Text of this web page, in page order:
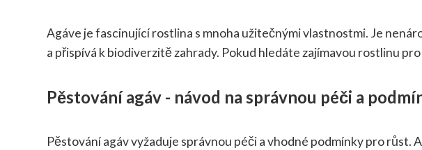
Agáve je fascinující rostlina s mnoha užitečnými vlastnostmi. Je
a přispívá k biodiverzitě zahrady. Pokud hledáte zajímavou rostlinu
Pěstování agáv - návod na správnou péči a
Pěstování agáv vyžaduje správnou péči a vhodné podmínky pro růst.